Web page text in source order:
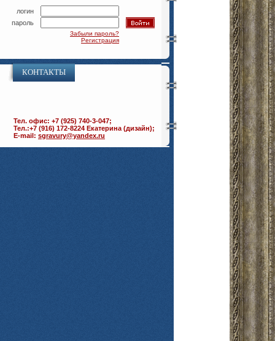
логин
пароль
Забыли пароль?
Регистрация
КОНТАКТЫ
Тел. офис: +7 (925) 740-3-047;
Тел.:+7 (916) 172-8224 Екатерина (дизайн);
E-mail: sgravury@yandex.ru